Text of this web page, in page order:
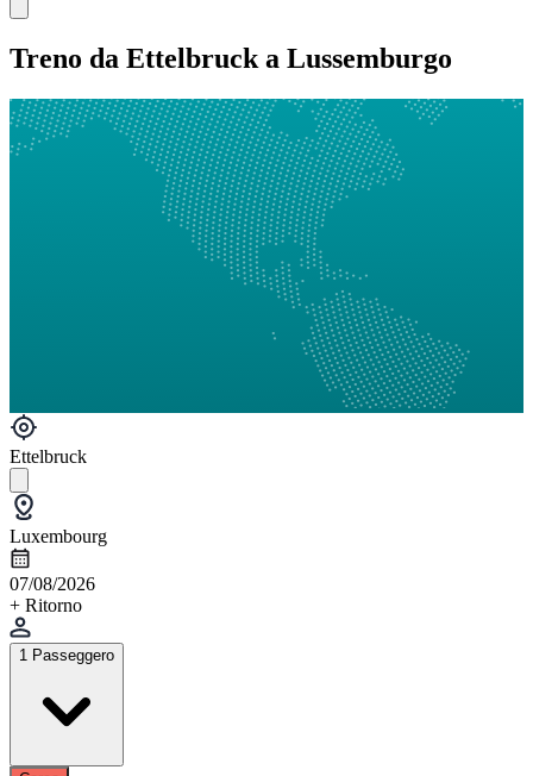
Treno da Ettelbruck a Lussemburgo
Ettelbruck
Luxembourg
07/08/2026
+ Ritorno
1 Passeggero